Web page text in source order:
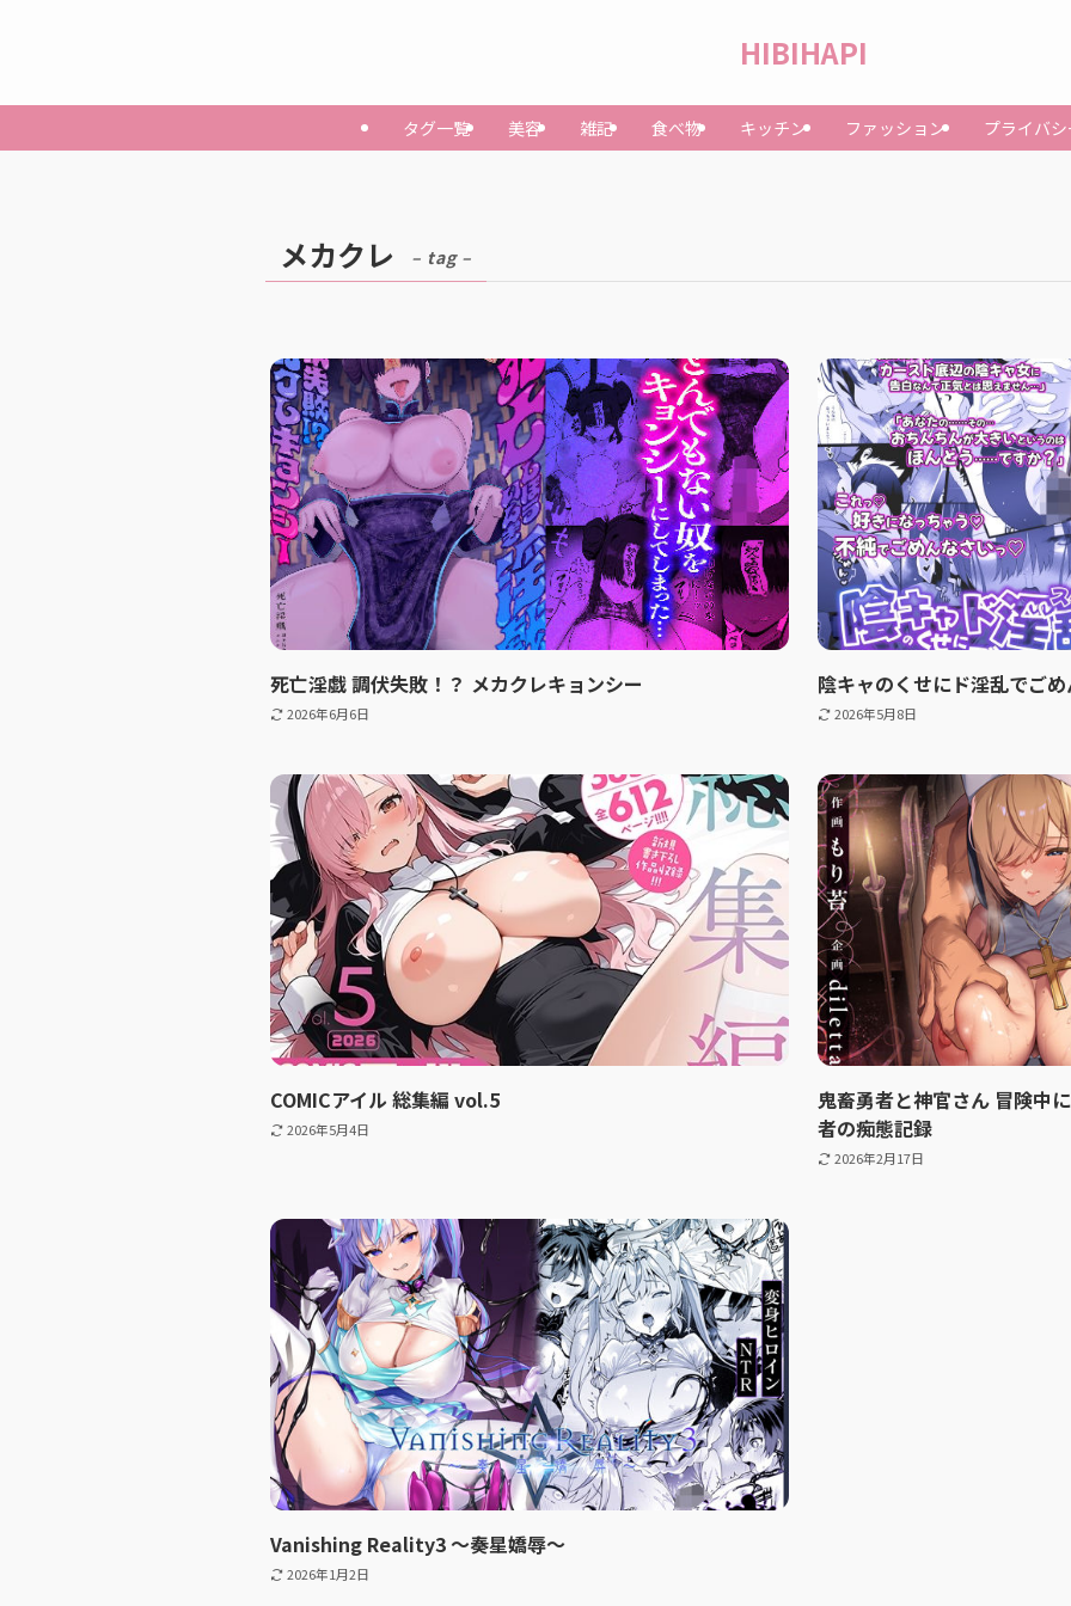
HIBIHAPI
タグ一覧 美容 雑記 食べ物 キッチン ファッション プライバ
メカクレ – tag –
死亡淫戯 調伏失敗！？ メカクレキョンシー
2026年6月6日
陰キャのくせにド淫乱でご
2026年5月8日
COMICアイル 総集編 vol.5
2026年5月4日
鬼畜勇者と神官さん 冒険中
者の痴態記録
2026年2月17日
Vanishing Reality3 〜奏星嬌辱〜
2026年1月2日